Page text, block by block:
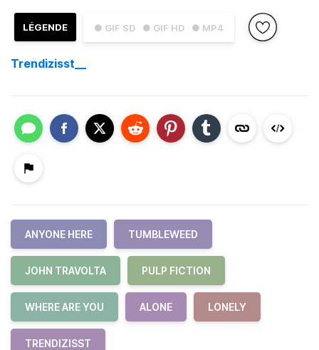
● GIF SD ● GIF HD ● MP4
LÉGENDE
Trendizisst__
ANYONE HERE TUMBLEWEED
JOHN TRAVOLTA PULP FICTION
WHERE ARE YOU ALONE LONELY
TRENDIZISST